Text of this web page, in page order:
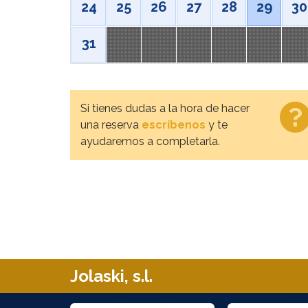
24 25 26 27 28 29 30
31
Si tienes dudas a la hora de hacer
una reserva escríbenos y te
ayudaremos a completarla.
Jolaski, s.l.